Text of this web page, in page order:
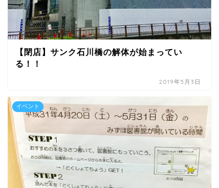
【閉店】サンク石川橋の解体が始まってい
る！！
2019年5月3日
イベント